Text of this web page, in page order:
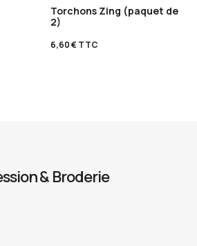
Torchons Zing (paquet de
2)
6,60€TTC
& Broderie